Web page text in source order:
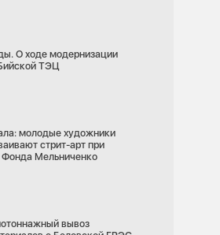
О ходе модернизации
ТЭЦ
молодые художники
стрит-арт при
Мельниченко
вывоз